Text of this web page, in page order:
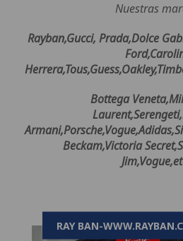
Nuestras
Rayban,Gucci, Prada,Dolce
Bottega
Beckam,Victoria
RAY BAN-